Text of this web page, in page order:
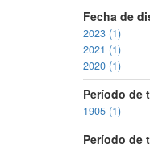
Fecha de
2023 (1)
2021 (1)
2020 (1)
Período de
1905 (1)
Período de